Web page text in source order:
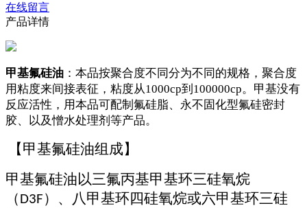
在线留言
产品详情
甲基氟硅油 ：本品按聚合度不同分为不同的规格，聚合度
用粘度来间接表征，粘度从1000cp到100000cp。甲基没有
反应活性，用本品可配制氟硅脂、永不固化型氟硅密封
胶、以及憎水处理剂等产品。
【甲基氟硅油组成】
甲基氟硅油以三氟丙基甲基环三硅氧烷
（D3F）、八甲基环四硅氧烷或六甲基环三硅